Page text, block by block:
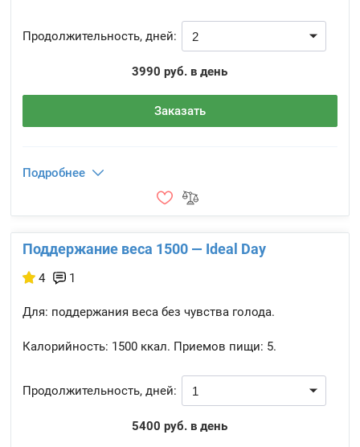
Продолжительность, дней:
3990 руб. в день
Заказать
Подробнее
Поддержание веса 1500 — Ideal Day
4 1
Для: поддержания веса без чувства голода.
Калорийность: 1500 ккал. Приемов пищи: 5.
Продолжительность, дней:
5400 руб. в день